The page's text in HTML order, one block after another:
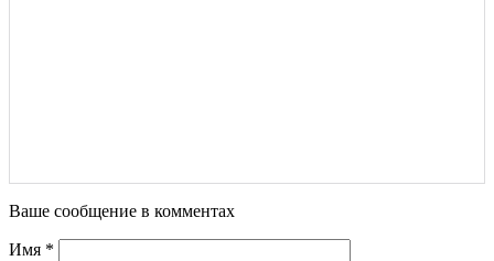
Ваше сообщение в комментах
Имя *